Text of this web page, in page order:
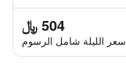
504 ﷼
سعر الليلة شامل الرسوم